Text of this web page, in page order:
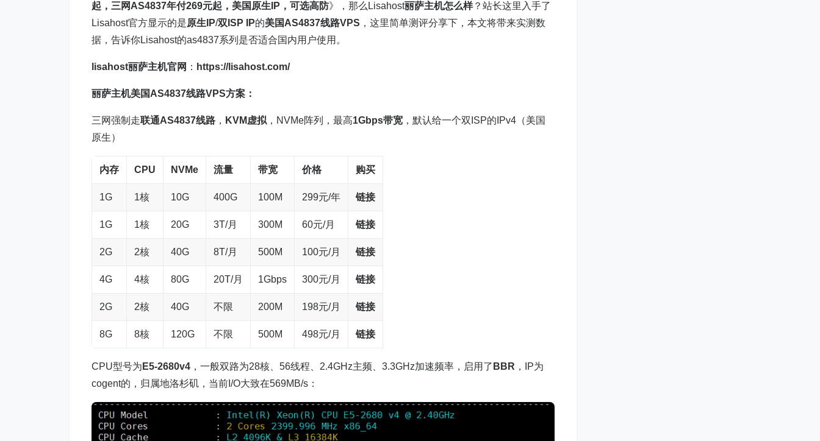
起，三网AS4837年付269元起，美国原生IP，可选高防》，那么Lisahost丽萨主机怎么样？站长这里入手了
Lisahost官方显示的是原生IP/双ISP IP的美国AS4837线路VPS ，这里简单测评分享下，本文将带来实测数
据，告诉你Lisahost的as4837系列是否适合国内用户使用。
lisahost丽萨主机官网 ： https://lisahost.com/
丽萨主机美国AS4837线路VPS方案：
三网强制走联通AS4837线路 ， KVM虚拟 ，NVMe阵列，最高1Gbps带宽 ，默认给一个双ISP的IPv4（美国
原生）
内存 CPU NVMe 流量 带宽 价格 购买
1G 1核 10G 400G 100M 299元/年 链接
1G 1核 20G 3T/月 300M 60元/月 链接
2G 2核 40G 8T/月 500M 100元/月 链接
4G 4核 80G 20T/月 1Gbps 300元/月 链接
2G 2核 40G 不限 200M 198元/月 链接
8G 8核 120G 不限 500M 498元/月 链接
CPU型号为 E5-2680v4 ，一般双路为28核、56线程、2.4GHz主频、3.3GHz加速频率，启用了 BBR ，IP为
cogent的，归属地洛杉矶，当前I/O大致在569MB/s：